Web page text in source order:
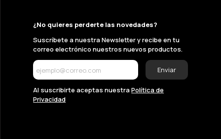
¿No quieres perderte las novedades?
Suscríbete a nuestra Newsletter y recibe en tu
correo electrónico nuestros nuevos productos.
Enviar
Al suscribirte aceptas nuestraPolítica de
Privacidad